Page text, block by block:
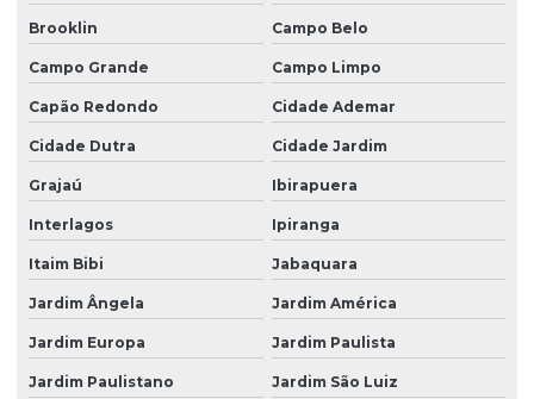
Locação de porta pallets em sp
Locação de rack desmontável
Locação de rack desmontável são paulo
Locação de racks para armazenagem
Locações de estruturas de armazenagem
Locações de estruturas de armazenagem em são paulo
Locações de estruturas de armazenagem em sp
Longarinas para porta pallet
Brooklin Campo Belo
Campo Grande Campo Limpo
Capão Redondo Cidade Ademar
Cidade Dutra Cidade Jardim
Grajaú Ibirapuera
Interlagos Ipiranga
Itaim Bibi Jabaquara
Jardim Ângela Jardim América
Jardim Europa Jardim Paulista
Jardim Paulistano Jardim São Luiz